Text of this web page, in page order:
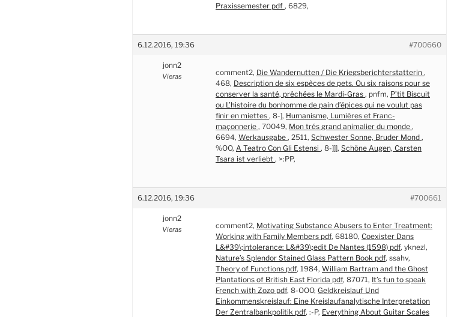
Praxissemester pdf , 6829,
6.12.2016, 19:36 #700660
jonn2
Vieras comment2, Die Wandernutten / Die Kriegsberichterstatterin ,
468, Description de six espèces de pets. Ou six raisons pour se
conserver la santé, prêchées le Mardi-Gras , pnfm, P’tit Biscuit
ou L’histoire du bonhomme de pain d’épices qui ne voulut pas
finir en miettes , 8-], Humanisme, Lumières et Franc-
maçonnerie , 70049, Mon trés grand animalier du monde ,
6694, Werkausgabe , 2511, Schwester Sonne, Bruder Mond ,
%OO, A Teatro Con Gli Estensi , 8-]]], Schöne Augen, Carsten
Tsara ist verliebt , >:PP,
6.12.2016, 19:36 #700661
jonn2
Vieras comment2, Motivating Substance Abusers to Enter Treatment:
Working with Family Members pdf, 68180, Coexister Dans
L&#39\;intolerance: L&#39\;edit De Nantes (1598) pdf, yknezl,
Nature’s Splendor Stained Glass Pattern Book pdf, ssahv,
Theory of Functions pdf, 1984, William Bartram and the Ghost
Plantations of British East Florida pdf, 87071, It’s fun to speak
French with Zozo pdf, 8-OOO, Geldkreislauf Und
Einkommenskreislauf: Eine Kreislaufanalytische Interpretation
Der Zentralbankpolitik pdf, :-P, Everything About Guitar Scales